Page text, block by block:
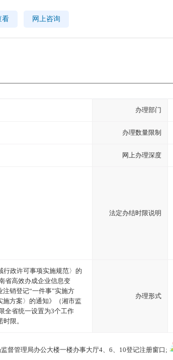
看 网上咨询
办理部门
办理数量限制
网上办理深度
法定办结时限说明
行政许可事项实施规范〉的
省高效办成企业信息变
销登记“一件事”实施方
施方案〉的通知》（湘市监
全省统一设置为3个工作
限。
办理形式
督管理局办公大楼一楼办事大厅4、6、10登记注册窗口;